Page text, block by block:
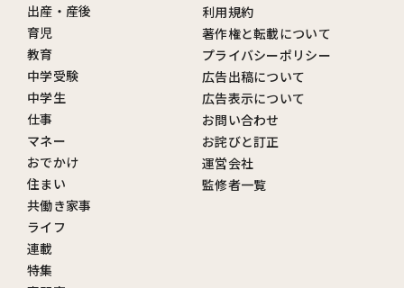
出産・産後
育児
教育
中学受験
中学生
仕事
マネー
おでかけ
住まい
共働き家事
ライフ
連載
特集
利用規約
著作権と転載について
プライバシーポリシー
広告出稿について
広告表示について
お問い合わせ
お詫びと訂正
運営会社
監修者一覧